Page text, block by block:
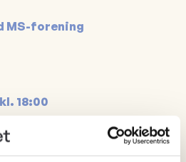
MS-forening
kl. 18:00
medlemsmøte.